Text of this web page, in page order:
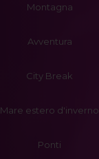
Montagna
Avventura
City Break
Mare estero d'inverno
Ponti